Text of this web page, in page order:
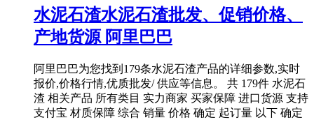
水泥石渣水泥石渣批发、促销价格、
产地货源 阿里巴巴
阿里巴巴为您找到179条水泥石渣产品的详细参数,实时
报价,价格行情,优质批发/ 供应等信息。 共 179件 水泥石
渣 相关产品 所有类目 实力商家 买家保障 进口货源 支持
支付宝 材质保障 综合 销量 价格 确定 起订量 以下 确定